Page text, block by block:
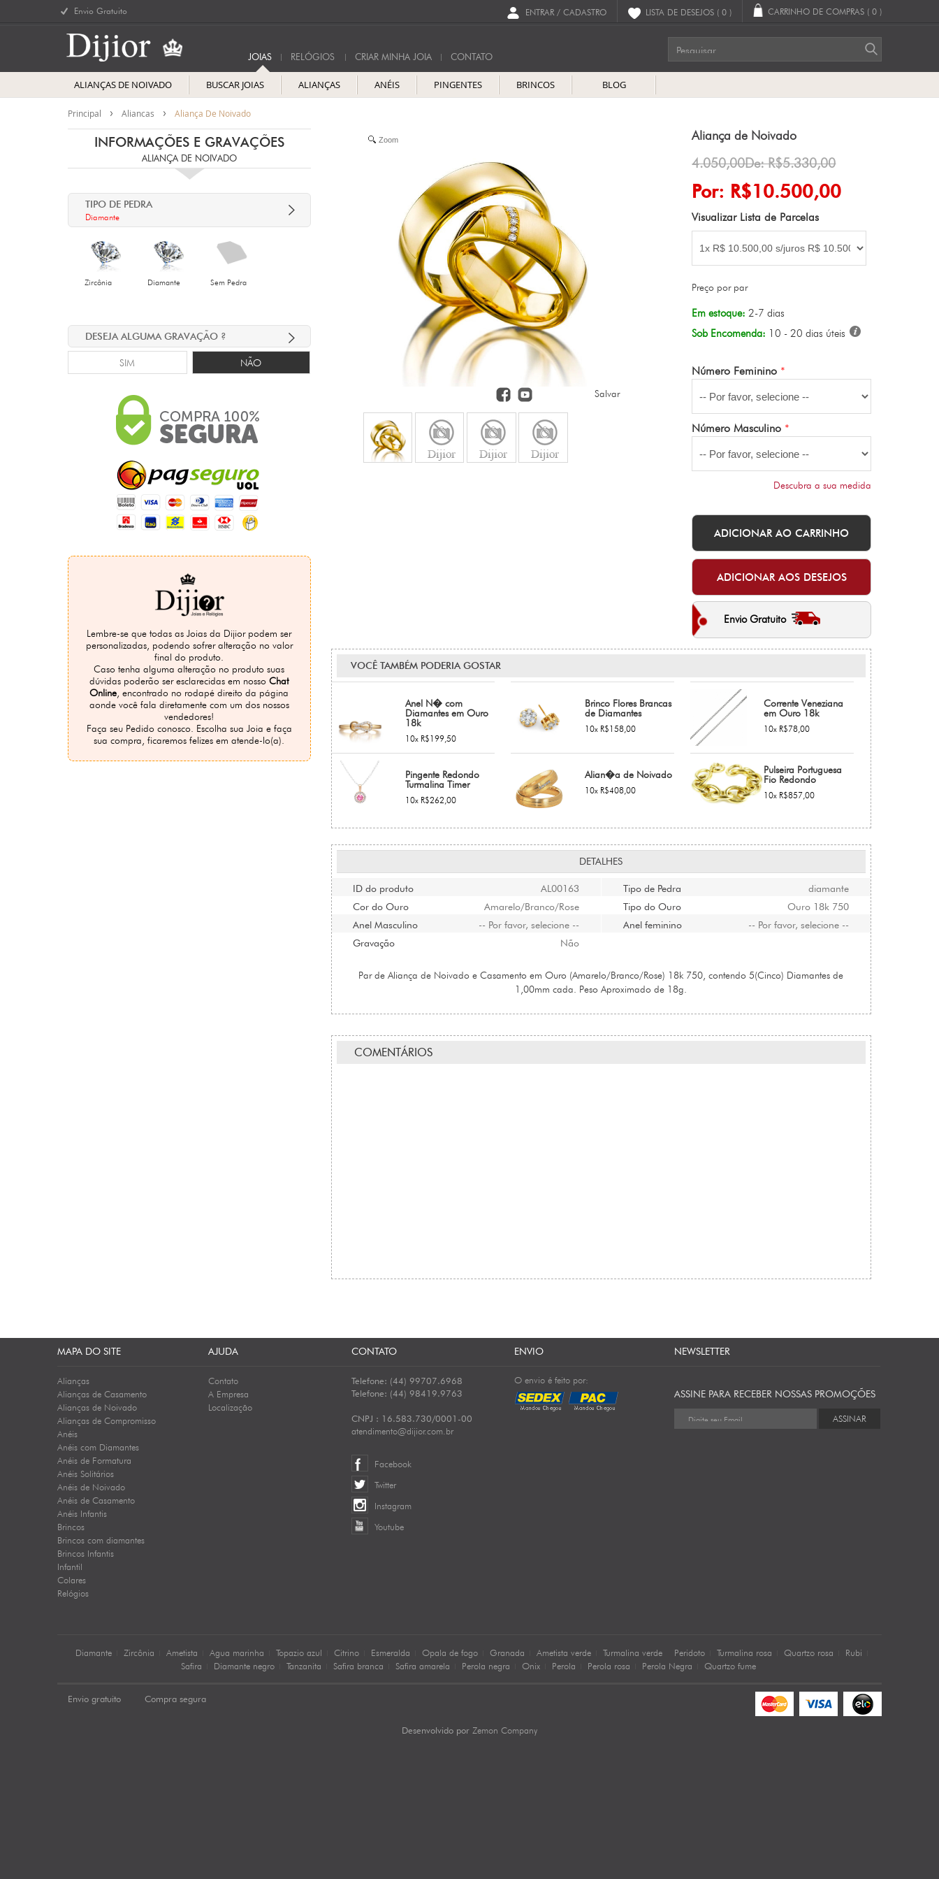
Envio Gratuito ENTRAR / CADASTRO LISTA DE DESEJOS ( 0 ) CARRINHO DE COMPRAS ( 0 )
JOIAS RELÓGIOS CRIAR MINHA JOIA CONTATO
ALIANÇAS DE NOIVADO BUSCAR JOIAS ALIANÇAS ANÉIS PINGENTES BRINCOS BLOG
Principal Aliancas Aliança De Noivado
Zoom
Salvar
INFORMAÇÕES E GRAVAÇÕES
ALIANÇA DE NOIVADO
TIPO DE PEDRA
Diamante
Zircônia Diamante Sem Pedra
DESEJA ALGUMA GRAVAÇÃO ?
SIM NÃO
Lembre-se que todas as Joias da Dijior podem ser
personalizadas, podendo sofrer alteração no valor
final do produto.
Caso tenha alguma alteração no produto suas
dúvidas poderão ser esclarecidas em nossoChat
Online , encontrado no rodapé direito da página
aonde você fala diretamente com um dos nossos
vendedores!
Faça seu Pedido conosco. Escolha sua Joia e faça
sua compra, ficaremos felizes em atende-lo(a).
Aliança de Noivado
4.050,00De: R$5.330,00
Por: R$10.500,00
Visualizar Lista de Parcelas
Preço por par
Em estoque: 2-7 dias
Sob Encomenda: 10 - 20 dias úteis
Número Feminino *
Número Masculino *
Descubra a sua medida
Envio Gratuito
VOCÊ TAMBÉM PODERIA GOSTAR
Anel N� com
Diamantes em Ouro
18k
10x R$199,50
Brinco Flores Brancas
de Diamantes
10x R$158,00
Corrente Veneziana
em Ouro 18k
10x R$78,00
Pingente Redondo
Turmalina Timer
10x R$262,00
Alian�a de Noivado
10x R$408,00
Pulseira Portuguesa
Fio Redondo
10x R$857,00
DETALHES
ID do produto AL00163
Cor do Ouro Amarelo/Branco/Rose
Anel Masculino -- Por favor, selecione --
Gravação Não
Tipo de Pedra diamante
Tipo do Ouro Ouro 18k 750
Anel feminino -- Por favor, selecione --
Par de Aliança de Noivado e Casamento em Ouro (Amarelo/Branco/Rose) 18k 750, contendo 5(Cinco) Diamantes de
1,00mm cada. Peso Aproximado de 18g.
COMENTÁRIOS
MAPA DO SITE
Alianças
Alianças de Casamento
Alianças de Noivado
Alianças de Compromisso
Anéis
Anéis com Diamantes
Anéis de Formatura
Anéis Solitários
Anéis de Noivado
Anéis de Casamento
Anéis Infantis
Brincos
Brincos com diamantes
Brincos Infantis
Infantil
Colares
Relógios
AJUDA
Contato
A Empresa
Localização
CONTATO
Telefone: (44) 99707.6968
Telefone: (44) 98419.9763
CNPJ : 16.583.730/0001-00
atendimento@dijior.com.br
Facebook
Twitter
Instagram
Youtube
ENVIO
O envio é feito por:
NEWSLETTER
ASSINE PARA RECEBER NOSSAS PROMOÇÕES
ASSINAR
Diamante Zircônia Ametista Agua marinha Topazio azul Citrino Esmeralda Opala de fogo Granada Ametista verde Turmalina verde Peridoto Turmalina rosa Quartzo rosa
Rubi
Safira
Diamante negro Tanzanita Safira branca Safira amarela Perola negra Onix Perola Perola rosa Perola Negra Quartzo fume
Envio gratuito Compra segura
Desenvolvido por Zemon Company